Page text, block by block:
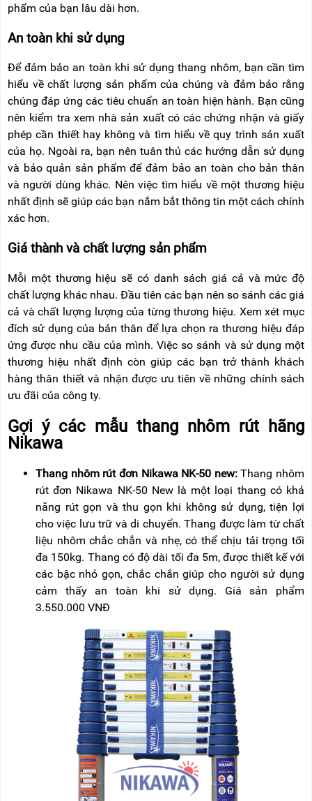
phẩm của bạn lâu dài hơn.
An toàn khi sử dụng
Để đảm bảo an toàn khi sử dụng thang nhôm, bạn cần tìm
hiểu về chất lượng sản phẩm của chúng và đảm bảo rằng
chúng đáp ứng các tiêu chuẩn an toàn hiện hành. Bạn cũng
nên kiểm tra xem nhà sản xuất có các chứng nhận và giấy
phép cần thiết hay không và tìm hiểu về quy trình sản xuất
của họ. Ngoài ra, bạn nên tuân thủ các hướng dẫn sử dụng
và bảo quản sản phẩm để đảm bảo an toàn cho bản thân
và người dùng khác. Nên việc tìm hiểu về một thương hiệu
nhất định sẽ giúp các bạn nắm bắt thông tin một cách chính
xác hơn.
Giá thành và chất lượng sản phẩm
Mỗi một thương hiệu sẽ có danh sách giá cả và mức độ
chất lượng khác nhau. Đầu tiên các bạn nên so sánh các giá
cả và chất lượng lượng của từng thương hiệu. Xem xét mục
đích sử dụng của bản thân để lựa chọn ra thương hiệu đáp
ứng được nhu cầu của mình. Việc so sánh và sử dụng một
thương hiệu nhất định còn giúp các bạn trở thành khách
hàng thân thiết và nhận được ưu tiên về những chính sách
ưu đãi của công ty.
Gợi ý các mẫu thang nhôm rút hãng
Nikawa
Thang nhôm rút đơn Nikawa NK-50 new:Thang nhôm
rút đơn Nikawa NK-50 New là một loại thang có khả
năng rút gọn và thu gọn khi không sử dụng, tiện lợi
cho việc lưu trữ và di chuyển. Thang được làm từ chất
liệu nhôm chắc chắn và nhẹ, có thể chịu tải trọng tối
đa 150kg. Thang có độ dài tối đa 5m, được thiết kế với
các bậc nhỏ gọn, chắc chắn giúp cho người sử dụng
cảm thấy an toàn khi sử dụng. Giá sản phẩm
3.550.000 VNĐ